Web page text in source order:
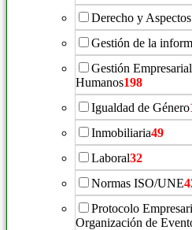
Derecho y
Gestión de la
Gestión
Humanos198
Igualdad de Género
Inmobiliaria49
Laboral32
Normas ISO/UNE
Protocolo
Organización de